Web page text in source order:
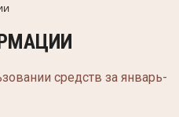
средств за январь-